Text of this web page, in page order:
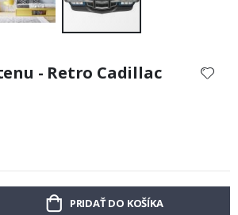
- Retro Cadillac
PRIDAŤ DO KOŠÍKA